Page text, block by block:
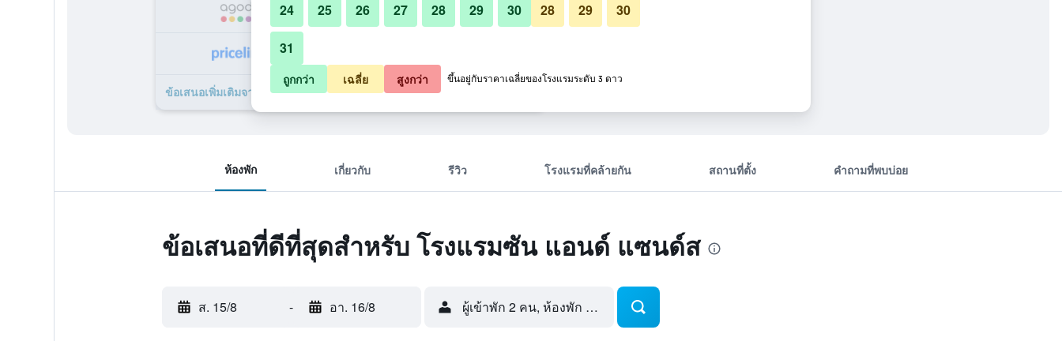
฿1,079 เช็คดีล
ข้อเสนอเพิ่มเติมจาก โรงแรมซัน แอนด์ แซนด์ส 7 รายการ
รูปภาพของ โรงแรมซัน แอนด์ แซนด์ส
ห้องพัก เกี่ยวกับ รีวิว โรงแรมที่คล้ายกัน สถานที่ตั้ง คำถามที่พบบ่อย
ข้อเสนอที่ดีที่สุดสำหรับ โรงแรมซัน แอนด์ แซนด์ส
ส. 15/8 - อา. 16/8 ผู้เข้าพัก 2 คน, ห้องพัก 1 ห้อง
24 25 26 27 28 29 30
31
28 29 30
ถูกกว่า เฉลี่ย สูงกว่า ขึ้นอยู่กับราคาเฉลี่ยของโรงแรมระดับ 3 ดาว